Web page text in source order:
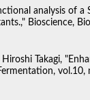
analysis of a
Bioscience,
Takagi,
vol.10,